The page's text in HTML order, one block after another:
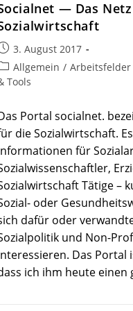
— Das
3. August 2017
Allgemein / Arbeitsfelder
Tools
Portal socialnet.
die Sozialwirtschaft.
für
Tätige –
oder
dafür oder
und Non-
Das Portal
ich ihm heute einen